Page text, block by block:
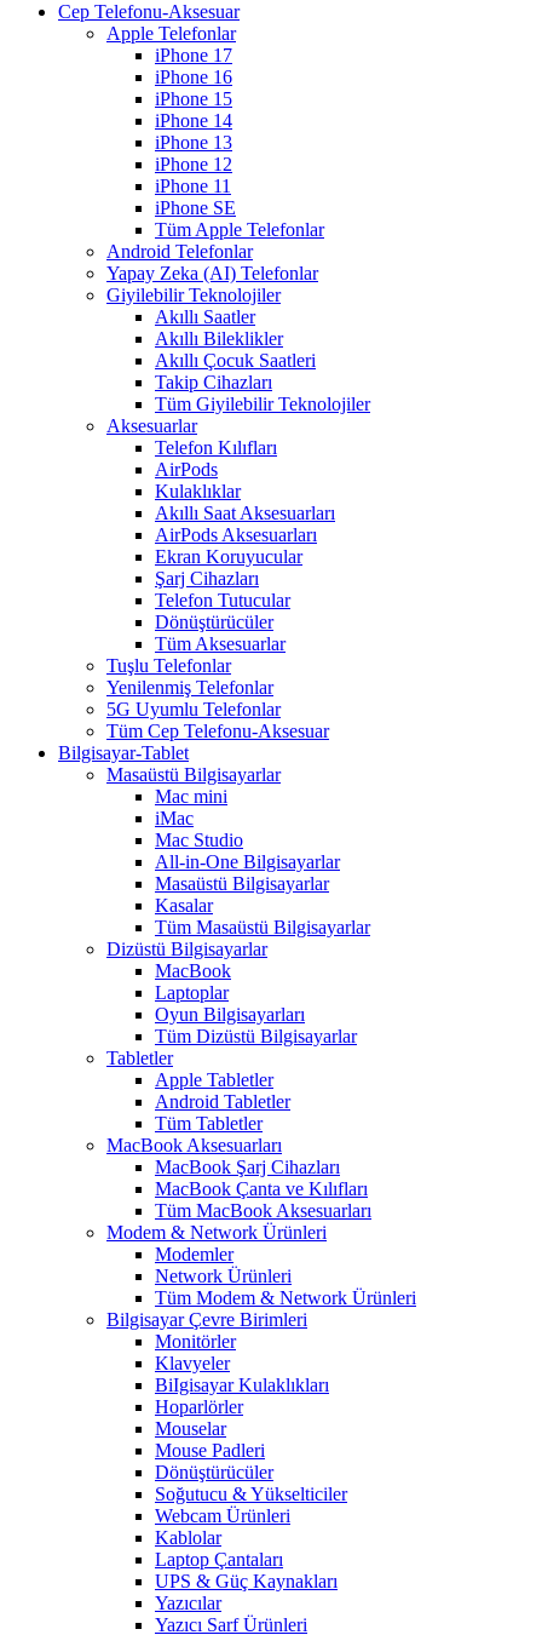
Cep Telefonu-Aksesuar
Apple Telefonlar
iPhone 17
iPhone 16
iPhone 15
iPhone 14
iPhone 13
iPhone 12
iPhone 11
iPhone SE
Tüm Apple Telefonlar
Android Telefonlar
Yapay Zeka (AI) Telefonlar
Giyilebilir Teknolojiler
Akıllı Saatler
Akıllı Bileklikler
Akıllı Çocuk Saatleri
Takip Cihazları
Tüm Giyilebilir Teknolojiler
Aksesuarlar
Telefon Kılıfları
AirPods
Kulaklıklar
Akıllı Saat Aksesuarları
AirPods Aksesuarları
Ekran Koruyucular
Şarj Cihazları
Telefon Tutucular
Dönüştürücüler
Tüm Aksesuarlar
Tuşlu Telefonlar
Yenilenmiş Telefonlar
5G Uyumlu Telefonlar
Tüm Cep Telefonu-Aksesuar
Bilgisayar-Tablet
Masaüstü Bilgisayarlar
Mac mini
iMac
Mac Studio
All-in-One Bilgisayarlar
Masaüstü Bilgisayarlar
Kasalar
Tüm Masaüstü Bilgisayarlar
Dizüstü Bilgisayarlar
MacBook
Laptoplar
Oyun Bilgisayarları
Tüm Dizüstü Bilgisayarlar
Tabletler
Apple Tabletler
Android Tabletler
Tüm Tabletler
MacBook Aksesuarları
MacBook Şarj Cihazları
MacBook Çanta ve Kılıfları
Tüm MacBook Aksesuarları
Modem & Network Ürünleri
Modemler
Network Ürünleri
Tüm Modem & Network Ürünleri
Bilgisayar Çevre Birimleri
Monitörler
Klavyeler
BiIgisayar Kulaklıkları
Hoparlörler
Mouselar
Mouse Padleri
Dönüştürücüler
Soğutucu & Yükselticiler
Webcam Ürünleri
Kablolar
Laptop Çantaları
UPS & Güç Kaynakları
Yazıcılar
Yazıcı Sarf Ürünleri